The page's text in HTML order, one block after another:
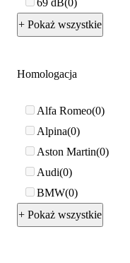
+ Pokaż wszystkie
Homologacja
Alfa Romeo 0
Alpina 0
Aston Martin 0
Audi 0
BMW 0
+ Pokaż wszystkie